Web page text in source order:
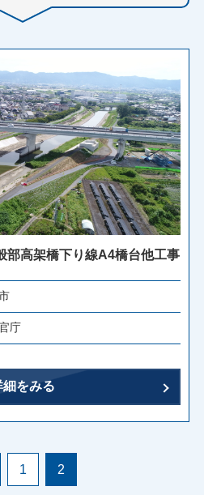
部高架橋下り線A4橋台他工事
庁
細をみる
1 2